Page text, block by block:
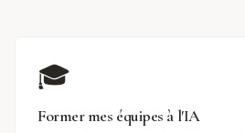
🎓
Former mes équipes à l'IA